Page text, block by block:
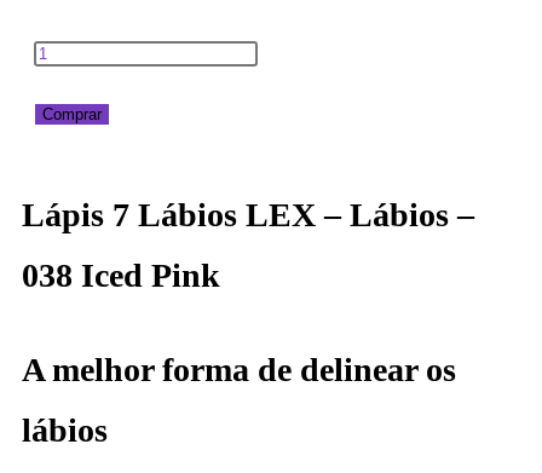
Comprar
Lápis 7 Lábios LEX – Lábios –
038 Iced Pink
A melhor forma de delinear os
lábios